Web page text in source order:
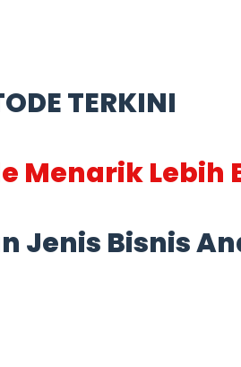
TERKINI
Menarik Lebih
Jenis Bisnis